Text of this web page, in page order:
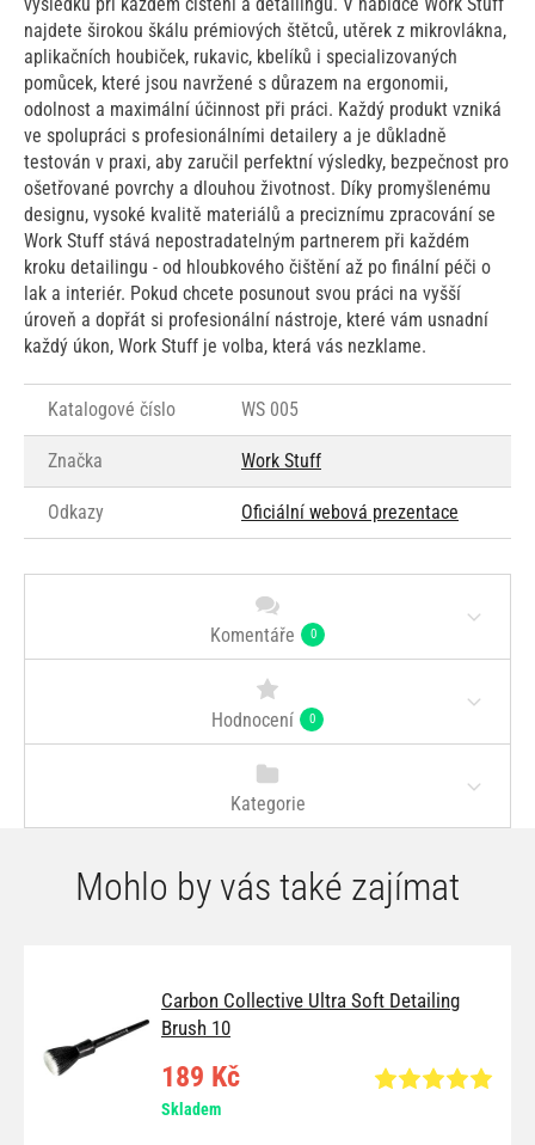
najdete širokou škálu prémiových štětců, utěrek z mikrovlákna,
aplikačních houbiček, rukavic, kbelíků i specializovaných
pomůcek, které jsou navržené s důrazem na ergonomii,
odolnost a maximální účinnost při práci. Každý produkt vzniká
ve spolupráci s profesionálními detailery a je důkladně
testován v praxi, aby zaručil perfektní výsledky, bezpečnost pro
ošetřované povrchy a dlouhou životnost. Díky promyšlenému
designu, vysoké kvalitě materiálů a preciznímu zpracování se
Work Stuff stává nepostradatelným partnerem při každém
kroku detailingu - od hloubkového čištění až po finální péči o
lak a interiér. Pokud chcete posunout svou práci na vyšší
úroveň a dopřát si profesionální nástroje, které vám usnadní
každý úkon, Work Stuff je volba, která vás nezklame.
Katalogové číslo WS 005
Značka Work Stuff
Odkazy Oficiální webová prezentace
Komentáře 0
Hodnocení 0
Kategorie
Mohlo by vás také zajímat
Carbon Collective Ultra Soft Detailing
Brush 10
189 Kč
Skladem